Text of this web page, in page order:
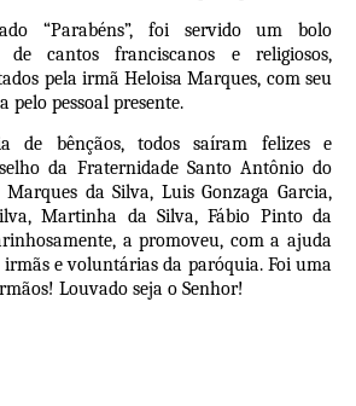
“Parabéns”, foi servido um bolo
de cantos franciscanos e religiosos,
pela irmã Heloisa Marques, com seu
pelo pessoal presente.
de bênçãos, todos saíram felizes e
da Fraternidade Santo Antônio do
da Silva, Luis Gonzaga Garcia,
Martinha da Silva, Fábio Pinto da
a promoveu, com a ajuda
e voluntárias da paróquia. Foi uma
Louvado seja o Senhor!